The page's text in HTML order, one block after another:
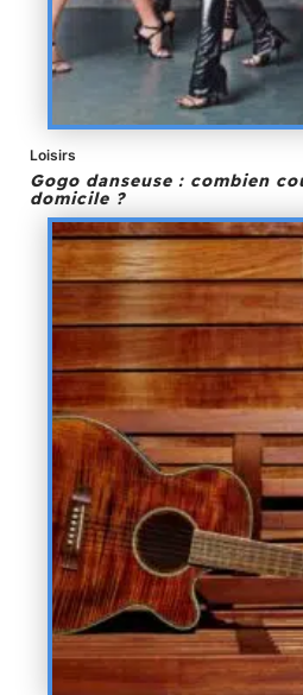
Loisirs
Gogo danseuse : combien
domicile ?